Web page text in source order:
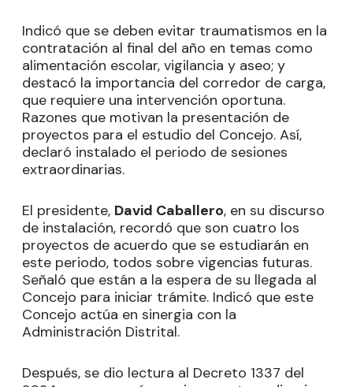
Indicó que se deben evitar traumatismos en la
contratación al final del año en temas como
alimentación escolar, vigilancia y aseo; y
destacó la importancia del corredor de carga,
que requiere una intervención oportuna.
Razones que motivan la presentación de
proyectos para el estudio del Concejo. Así,
declaró instalado el periodo de sesiones
extraordinarias.
El presidente, David Caballero, en su discurso
de instalación, recordó que son cuatro los
proyectos de acuerdo que se estudiarán en
este periodo, todos sobre vigencias futuras.
Señaló que están a la espera de su llegada al
Concejo para iniciar trámite. Indicó que este
Concejo actúa en sinergia con la
Administración Distrital.
Después, se dio lectura al Decreto 1337 del